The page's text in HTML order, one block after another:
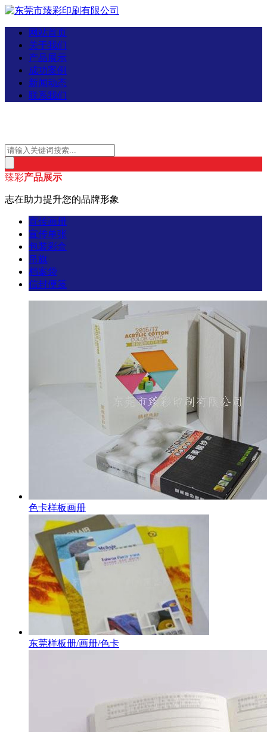
网站首页
关于我们
产品展示
成功案例
新闻动态
联系我们
臻彩产品展示
志在助力提升您的品牌形象
宣传画册
宣传单张
包装彩盒
吊旗
档案袋
信封便笺
色卡样板画册
东莞样板册/画册/色卡